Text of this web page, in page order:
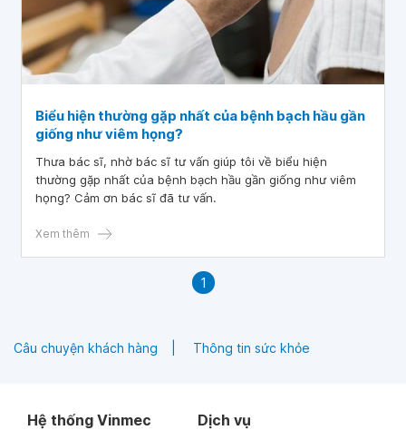
Biểu hiện thường gặp nhất của bệnh bạch hầu gần
giống như viêm họng?
Thưa bác sĩ, nhờ bác sĩ tư vấn giúp tôi về biểu hiện
thường gặp nhất của bệnh bạch hầu gần giống như viêm
họng? Cảm ơn bác sĩ đã tư vấn.
Xem thêm
1
Câu chuyện khách hàng Thông tin sức khỏe
Hệ thống Vinmec Dịch vụ